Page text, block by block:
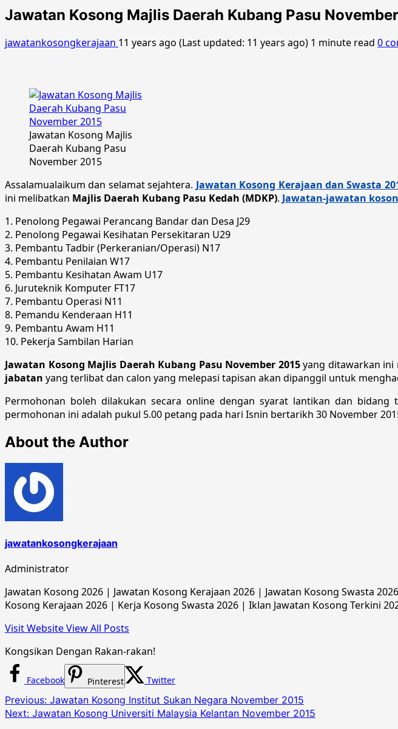
Jawatan Kosong Majlis Daerah Kubang Pasu
jawatankosongkerajaan 11 years ago (Last updated: 11 years ago) 1 minute read 0
Jawatan Kosong Majlis
Daerah Kubang Pasu
November 2015
Assalamualaikum dan selamat sejahtera. Jawatan Kosong Kerajaan dan Swasta
ini melibatkan Majlis Daerah Kubang Pasu Kedah (MDKP). Jawatan-jawatan
1. Penolong Pegawai Perancang Bandar dan Desa J29
2. Penolong Pegawai Kesihatan Persekitaran U29
3. Pembantu Tadbir (Perkeranian/Operasi) N17
4. Pembantu Penilaian W17
5. Pembantu Kesihatan Awam U17
6. Juruteknik Komputer FT17
7. Pembantu Operasi N11
8. Pemandu Kenderaan H11
9. Pembantu Awam H11
10. Pekerja Sambilan Harian
Jawatan Kosong Majlis Daerah Kubang Pasu November 2015yang ditawarkan ini
jabatan yang terlibat dan calon yang melepasi tapisan akan dipanggil untuk
Permohonan boleh dilakukan secara online dengan syarat lantikan dan bidang
permohonan ini adalah pukul 5.00 petang pada hari Isnin bertarikh 30 November
About the Author
jawatankosongkerajaan
Administrator
Jawatan Kosong 2026 | Jawatan Kosong Kerajaan 2026 | Jawatan Kosong Swasta
Kosong Kerajaan 2026 | Kerja Kosong Swasta 2026 | Iklan Jawatan Kosong Terkini
Visit WebsiteView All Posts
Kongsikan Dengan Rakan-rakan!
Facebook Pinterest Twitter
Post
navigation
Previous: Jawatan Kosong Institut Sukan Negara November 2015
Next: Jawatan Kosong Universiti Malaysia Kelantan November 2015